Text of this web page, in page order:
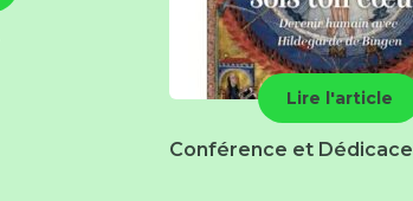
Lire l'article
Conférence et Dédicace